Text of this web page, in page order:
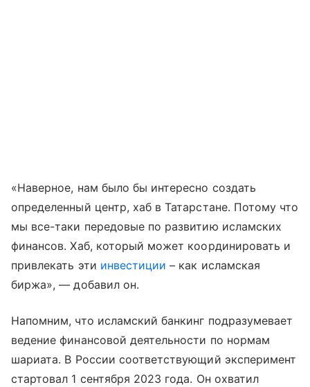
«Наверное, нам было бы интересно создать
определенный центр, хаб в Татарстане. Потому что
мы все-таки передовые по развитию исламских
финансов. Хаб, который может координировать и
привлекать эти инвестиции – как исламская
биржа», — добавил он.
Напомним, что исламский банкинг подразумевает
ведение финансовой деятельности по нормам
шариата. В России соответствующий эксперимент
стартовал 1 сентября 2023 года. Он охватил